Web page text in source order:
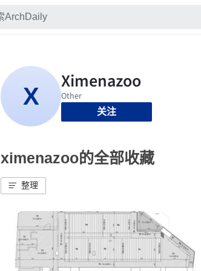
关注
ximenazoo的全部收藏
整理